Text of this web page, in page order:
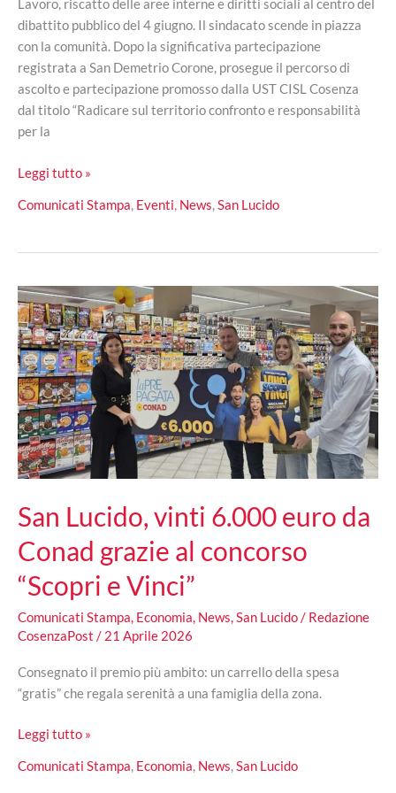
Lavoro, riscatto delle aree interne e diritti sociali al centro del
dibattito pubblico del 4 giugno. Il sindacato scende in piazza
con la comunità. Dopo la significativa partecipazione
registrata a San Demetrio Corone, prosegue il percorso di
ascolto e partecipazione promosso dalla UST CISL Cosenza
dal titolo “Radicare sul territorio confronto e responsabilità
per la
Il
dell’ascolto”
fa
a
San
Lucido:
un’occasione
per
ripensare
il
futuro
del
Leggi tutto »
Comunicati Stampa Eventi News San Lucido
San Lucido, vinti 6.000 euro da
Conad grazie al concorso
“Scopri e Vinci”
Comunicati Stampa, Economia, News,San Lucido/ Redazione
CosenzaPost / 21 Aprile 2026
Consegnato il premio più ambito: un carrello della spesa
“gratis” che regala serenità a una famiglia della zona.
San
vinti
Leggi tutto »
Comunicati Stampa, Economia, News,San Lucido